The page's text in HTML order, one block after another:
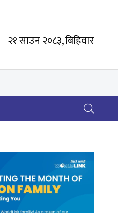
२१ साउन २०८३, बिहिवार